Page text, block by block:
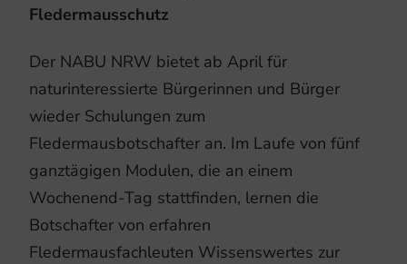
Fledermausschutz
Der NABU NRW bietet ab April für
naturinteressierte Bürgerinnen und Bürger
wieder Schulungen zum
Fledermausbotschafter an. Im Laufe von fünf
ganztägigen Modulen, die an einem
Wochenend-Tag stattfinden, lernen die
Botschafter von erfahren
Fledermausfachleuten Wissenswertes zur